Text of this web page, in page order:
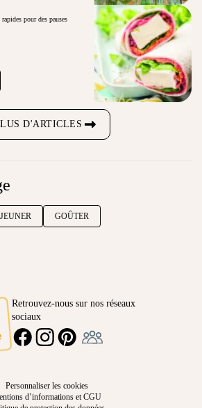
pour des pauses
D'ARTICLES
GOÛTER
Retrouvez-nous sur nos réseaux
sociaux
FACEBOOKINSTAGRAMPINTEREST
Personnaliser les cookies
d’informations et CGU